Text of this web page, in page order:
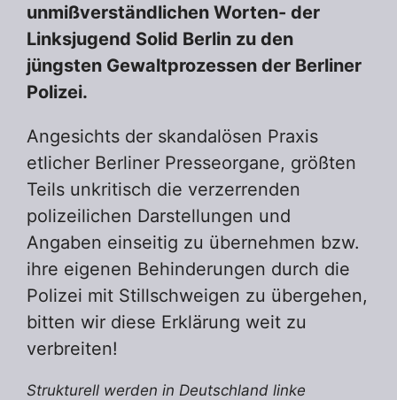
unmißverständlichen Worten- der
Linksjugend Solid Berlin zu den
jüngsten Gewaltprozessen der Berliner
Polizei.
Angesichts der skandalösen Praxis
etlicher Berliner Presseorgane, größten
Teils unkritisch die verzerrenden
polizeilichen Darstellungen und
Angaben einseitig zu übernehmen bzw.
ihre eigenen Behinderungen durch die
Polizei mit Stillschweigen zu übergehen,
bitten wir diese Erklärung weit zu
verbreiten!
Strukturell werden in Deutschland linke